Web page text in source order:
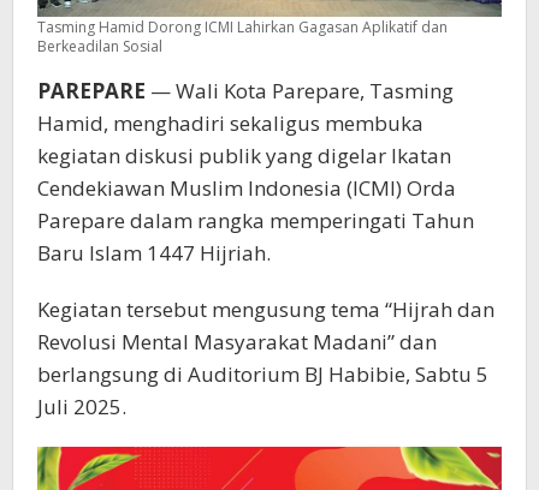
Tasming Hamid Dorong ICMI Lahirkan Gagasan Aplikatif dan
Berkeadilan Sosial
PAREPARE — Wali Kota Parepare, Tasming
Hamid, menghadiri sekaligus membuka
kegiatan diskusi publik yang digelar Ikatan
Cendekiawan Muslim Indonesia (ICMI) Orda
Parepare dalam rangka memperingati Tahun
Baru Islam 1447 Hijriah.
Kegiatan tersebut mengusung tema “Hijrah dan
Revolusi Mental Masyarakat Madani” dan
berlangsung di Auditorium BJ Habibie, Sabtu 5
Juli 2025.